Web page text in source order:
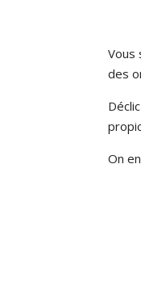
Vous
des
On